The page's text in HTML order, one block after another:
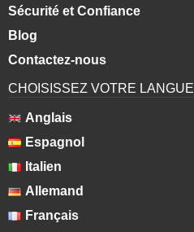
Sécurité et Confiance
Blog
Contactez-nous
CHOISISSEZ VOTRE LANGUE
Anglais
Espagnol
Italien
Allemand
Français